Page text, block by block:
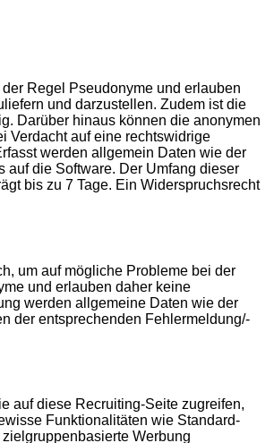
Regel Pseudonyme und erlauben
und darzustellen. Zudem ist die
Darüber hinaus können die anonymen
Verdacht auf eine rechtswidrige
werden allgemein Daten wie der
auf die Software. Der Umfang dieser
bis zu 7 Tage. Ein Widerspruchsrecht
um auf mögliche Probleme bei der
und erlauben daher keine
werden allgemeine Daten wie der
der entsprechenden Fehlermeldung/-
auf diese Recruiting-Seite zugreifen,
Funktionalitäten wie Standard-
Werbung